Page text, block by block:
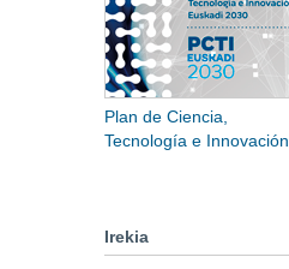
Plan de Ciencia,
Tecnología e Innovación
Irekia